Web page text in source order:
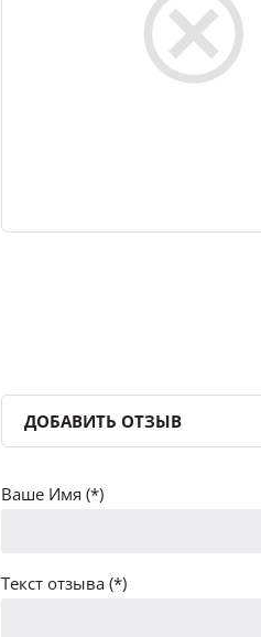
ДОБАВИТЬ ОТЗЫВ
Ваше Имя (*)
Текст отзыва (*)